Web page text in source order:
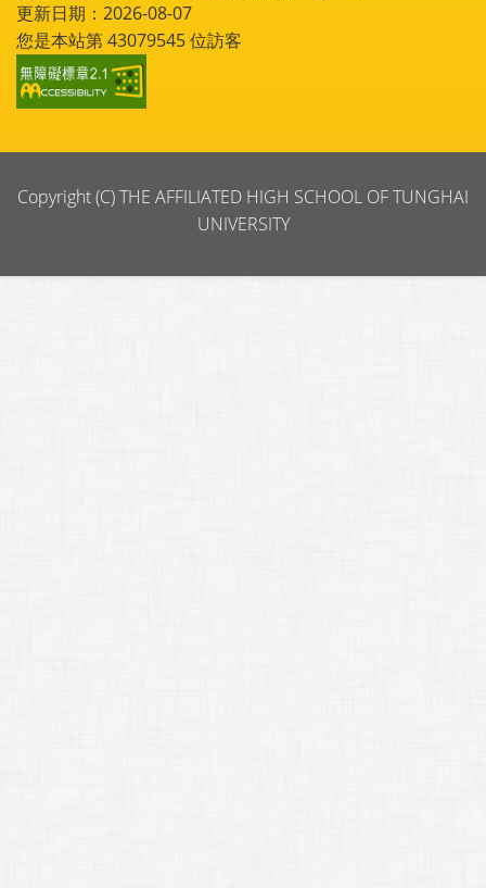
更新日期：2026-08-07
您是本站第43079545位訪客
Copyright (C) THE AFFILIATED HIGH SCHOOL OF TUNGHAI
UNIVERSITY